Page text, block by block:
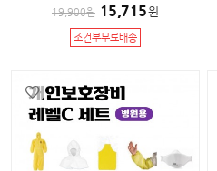
19,900원 15,715원
조건부무료배송